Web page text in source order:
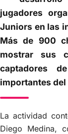
jugadores
Juniors en las
Más de 900
mostrar sus
captadores
importantes del
La actividad
Diego Medina,